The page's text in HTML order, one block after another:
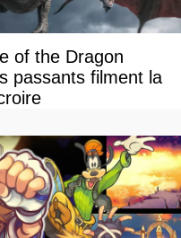
of the Dragon
passants filment la